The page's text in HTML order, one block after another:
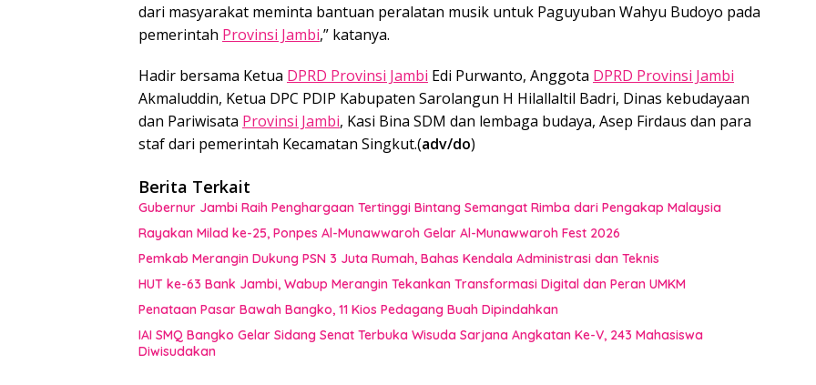
dari masyarakat meminta bantuan peralatan musik untuk Paguyuban Wahyu Budoyo pada
pemerintah Provinsi Jambi,” katanya.
Hadir bersama Ketua DPRD Provinsi Jambi Edi Purwanto, Anggota DPRD Provinsi Jambi
Akmaluddin, Ketua DPC PDIP Kabupaten Sarolangun H Hilallaltil Badri, Dinas kebudayaan
dan Pariwisata Provinsi Jambi, Kasi Bina SDM dan lembaga budaya, Asep Firdaus dan para
staf dari pemerintah Kecamatan Singkut.(adv/do)
Berita Terkait
Gubernur Jambi Raih Penghargaan Tertinggi Bintang Semangat Rimba dari Pengakap Malaysia
Rayakan Milad ke-25, Ponpes Al-Munawwaroh Gelar Al-Munawwaroh Fest 2026
Pemkab Merangin Dukung PSN 3 Juta Rumah, Bahas Kendala Administrasi dan Teknis
HUT ke-63 Bank Jambi, Wabup Merangin Tekankan Transformasi Digital dan Peran UMKM
Penataan Pasar Bawah Bangko, 11 Kios Pedagang Buah Dipindahkan
IAI SMQ Bangko Gelar Sidang Senat Terbuka Wisuda Sarjana Angkatan Ke-V, 243 Mahasiswa
Diwisudakan